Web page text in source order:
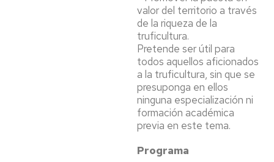
valor del territorio a través
de la riqueza de la
truficultura.
Pretende ser útil para
todos aquellos aficionados
a la truficultura, sin que se
presuponga en ellos
ninguna especialización ni
formación académica
previa en este tema.
Programa